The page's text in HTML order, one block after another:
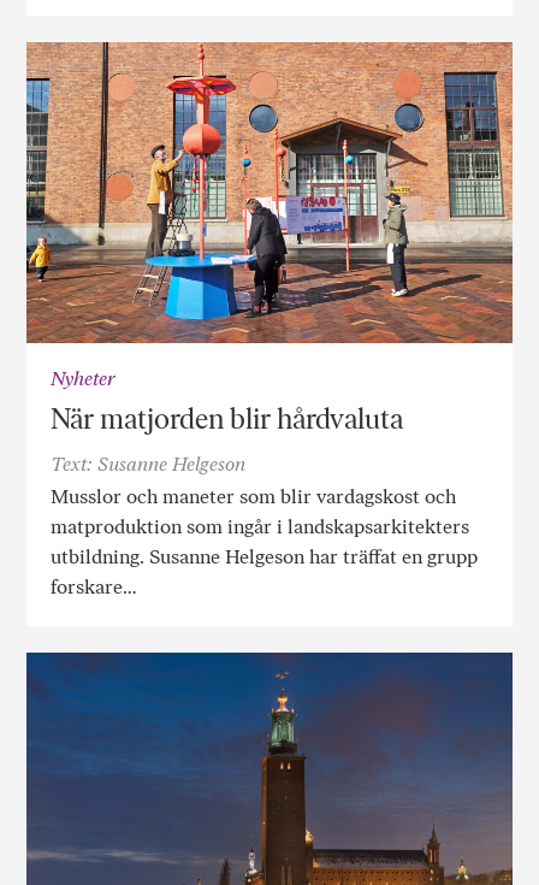
Nyheter
När matjorden blir hårdvaluta
Text: Susanne Helgeson
Musslor och maneter som blir vardagskost och
matproduktion som ingår i landskapsarkitekters
utbildning. Susanne Helgeson har träffat en grupp
forskare…